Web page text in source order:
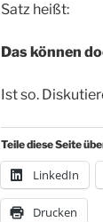
Satz heißt:
Das können
Ist so.
Teile diese Seite
LinkedIn
Drucken